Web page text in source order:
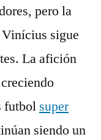
pero la
sigue
La afición
futbol super
siendo un